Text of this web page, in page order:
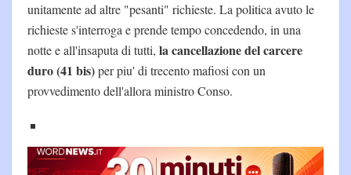
unitamente ad altre "pesanti" richieste. La politica avuto le
richieste s'interroga e prende tempo concedendo, in una
notte e all'insaputa di tutti, la cancellazione del carcere
duro (41 bis)per piu' di trecento mafiosi con un
provvedimento dell'allora ministro Conso.